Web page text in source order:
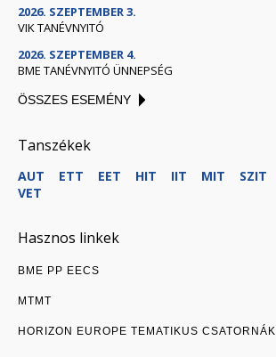
2026. SZEPTEMBER 3.
VIK TANÉVNYITÓ
2026. SZEPTEMBER 4.
BME TANÉVNYITÓ ÜNNEPSÉG
ÖSSZES ESEMÉNY
Tanszékek
AUT ETT EET HIT IIT MIT SZIT
VET
Hasznos linkek
BME PP EECS
MTMT
HORIZON EUROPE TEMATIKUS CSATORNÁK